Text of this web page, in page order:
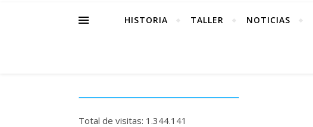
HISTORIA TALLER NOTICIAS
Total de visitas: 1.344.141